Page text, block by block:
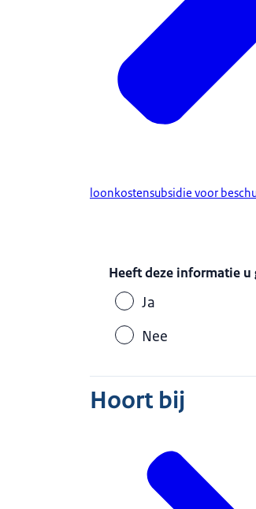
loonkostensubsidie voor
Heeft deze informatie u
Ja
Nee
Hoort bij